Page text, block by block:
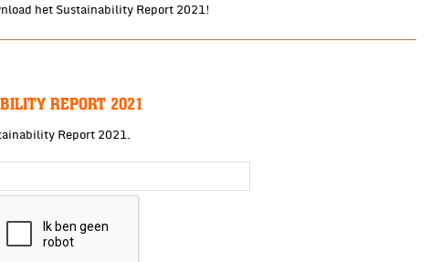
het Sustainability Report 2021!
REPORT 2021
Report 2021.